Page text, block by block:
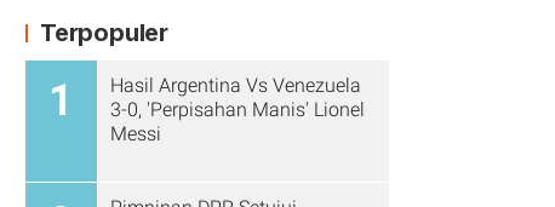
Terpopuler
1
Hasil Argentina Vs Venezuela
3-0, 'Perpisahan Manis' Lionel
Messi